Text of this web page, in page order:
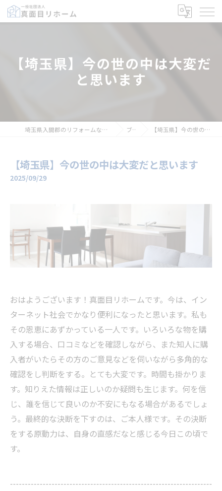
【埼玉県】今の世の中は大変だ
と思います
埼玉県入間郡のリフォームなら一般社団法人真面目リホーム ブログ 【埼玉県】今の世の中は大変だと思います
【埼玉県】今の世の中は大変だと思います
2025/09/29
おはようございます！真面目リホームです。今は、イン
ターネット社会でかなり便利になったと思います。私も
その恩恵にあずかっている一人です。いろいろな物を購
入する場合、口コミなどを確認しながら、また知人に購
入者がいたらその方のご意見などを伺いながら多角的な
確認をし判断をする。とても大変です。時間も掛かりま
す。知りえた情報は正しいのか疑問も生じます。何を信
じ、誰を信じて良いのか不安にもなる場合があるでしょ
う。最終的な決断を下すのは、ご本人様です。その決断
をする原動力は、自身の直感だなと感じる今日この頃で
す。
--------------------------------------------------------------------